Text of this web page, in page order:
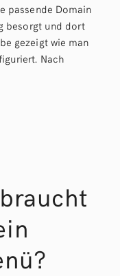
passende Domain
besorgt und dort
gezeigt wie man
Nach